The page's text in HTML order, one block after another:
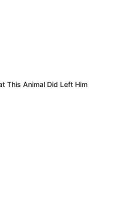
This Animal Did Left Him